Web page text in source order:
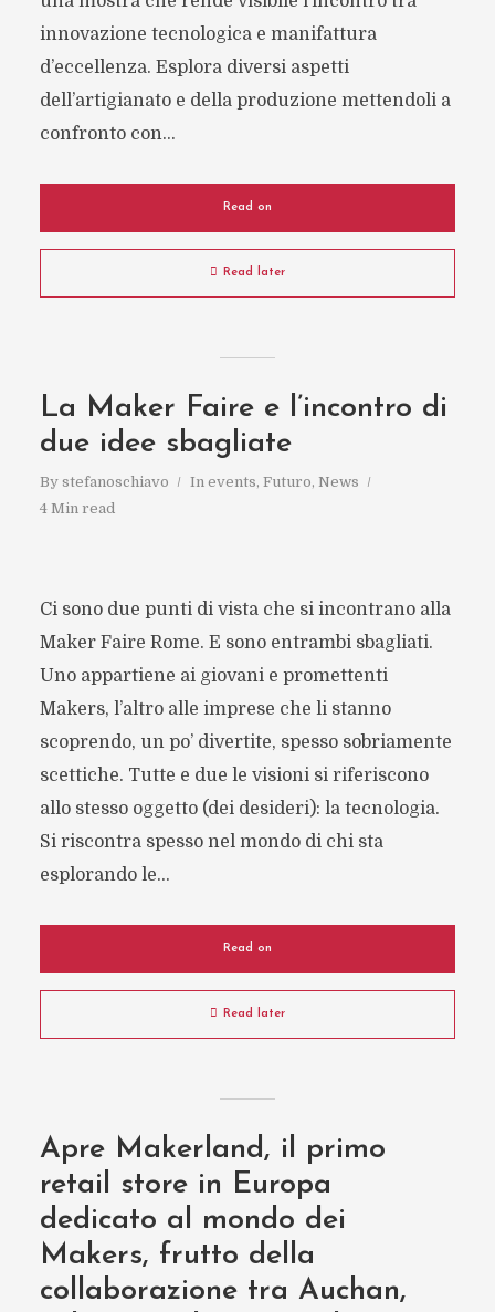
innovazione tecnologica e manifattura
d’eccellenza. Esplora diversi aspetti
dell’artigianato e della produzione mettendoli a
confronto con...
Read on
Read later
La Maker Faire e l’incontro di
due idee sbagliate
By stefanoschiavo In events, Futuro, News
4 Min read
Ci sono due punti di vista che si incontrano alla
Maker Faire Rome. E sono entrambi sbagliati.
Uno appartiene ai giovani e promettenti
Makers, l’altro alle imprese che li stanno
scoprendo, un po’ divertite, spesso sobriamente
scettiche. Tutte e due le visioni si riferiscono
allo stesso oggetto (dei desideri): la tecnologia.
Si riscontra spesso nel mondo di chi sta
esplorando le...
Read on
Read later
Apre Makerland, il primo
retail store in Europa
dedicato al mondo dei
Makers, frutto della
collaborazione tra Auchan,